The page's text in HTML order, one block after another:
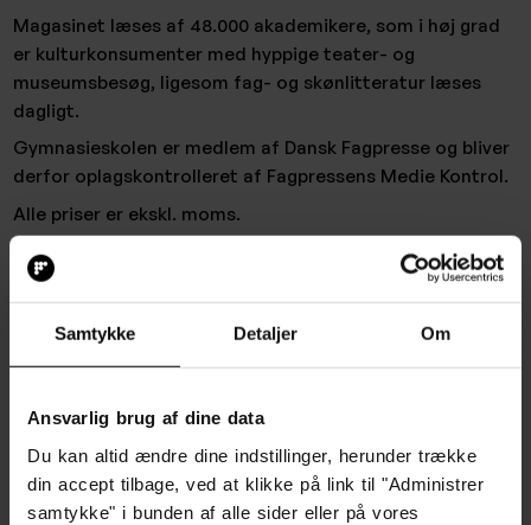
Samtykke Detaljer Om
Ansvarlig brug af dine data
Du kan altid ændre dine indstillinger, herunder trække
din accept tilbage, ved at klikke på link til "Administrer
samtykke" i bunden af alle sider eller på vores
Magasinet læses af 48.000 akademikere, som i høj grad
er kulturkonsumenter med hyppige teater- og
museumsbesøg, ligesom fag- og skønlitteratur læses
dagligt.
Gymnasieskolen er medlem af Dansk Fagpresse og bliver
derfor oplagskontrolleret af Fagpressens Medie Kontrol.
Alle priser er ekskl. moms.
Annoncér med Folkeskolen
tilbage til dig hurtigst muligt.
Få prisoverslag